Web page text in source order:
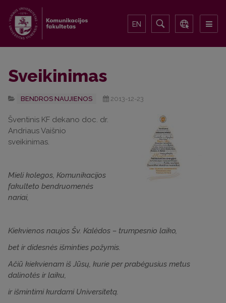
EN
Sveikinimas
BENDROS NAUJIENOS 2013-12-23
Šventinis KF dekano doc. dr.
Andriaus Vaišnio
sveikinimas.
Mieli kolegos, Komunikacijos
fakulteto bendruomenės
nariai,
Kiekvienos naujos Šv. Kalėdos – trumpesnio laiko,
bet ir didesnės išminties požymis.
Ačiū kiekvienam iš Jūsų, kurie per prabėgusius metus
dalinotės ir laiku,
ir išmintimi kurdami Universitetą.